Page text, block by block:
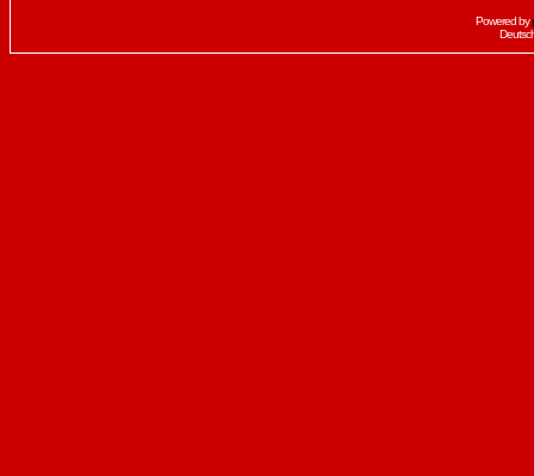
Powered by